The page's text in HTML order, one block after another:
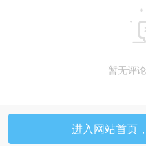
暂无评
进入网站首页